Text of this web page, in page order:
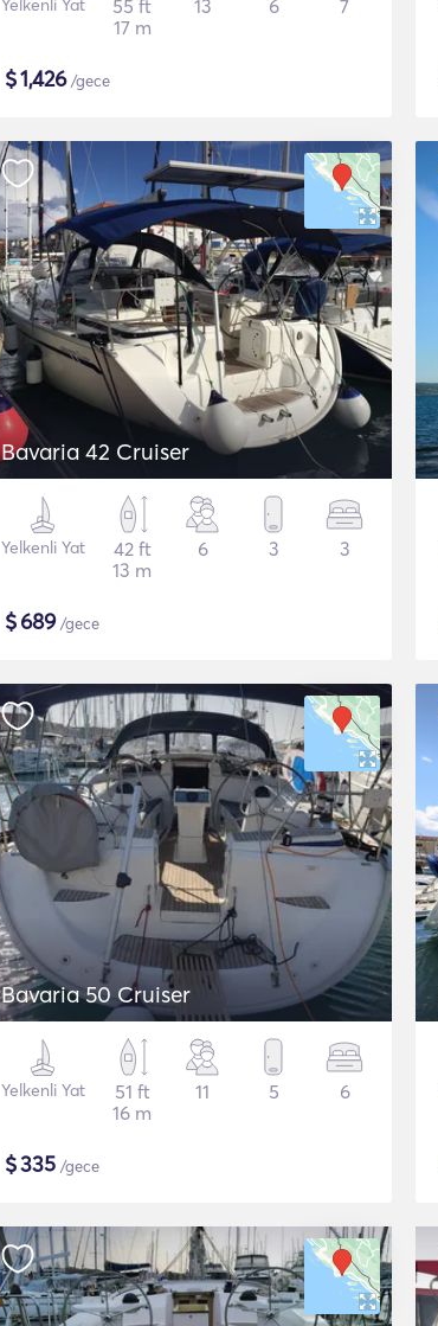
Yelkenli Yat
55 ft
17 m
13 6 7
$1,426/gece
Bavaria 42 Cruiser
Yelkenli Yat
42 ft
13 m
6 3 3
$689/gece
Bavaria 50 Cruiser
Yelkenli Yat
51 ft
16 m
11 5 6
$335 /gece